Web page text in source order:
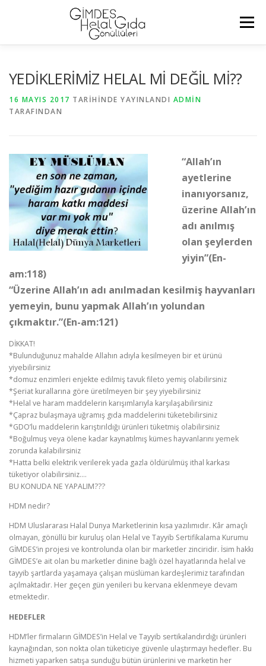
Menü
YAZI ARŞIVI
SIKÇA SORULAN SORULAR GİMDES
YEDİKLERİMİZ HELAL Mİ DEĞİL Mİ??
16 MAYIS 2017 TARIHINDE YAYINLANDI ADMIN
TARAFINDAN
“Allah’ın
ayetlerine
inanıyorsanız,
üzerine Allah’ın
adı anılmış
olan şeylerden
yiyin”(En-
am:118)
“Üzerine Allah’ın adı anılmadan kesilmiş hayvanları
yemeyin, bunu yapmak Allah’ın yolundan
çıkmaktır.”(En-am:121)
DİKKAT!
*Bulunduğunuz mahalde Allahın adıyla kesilmeyen bir et ürünü
yiyebilirsiniz
*domuz enzimleri enjekte edilmiş tavuk fileto yemiş olabilirsiniz
*Şeriat kurallarına göre üretilmeyen bir şey yiyebilirsiniz
*Helal ve haram maddelerin karışımlarıyla karşılaşabilirsiniz
*Çapraz bulaşmaya uğramış gıda maddelerini tüketebilirsiniz
*GDO’lu maddelerin karıştırıldığı ürünleri tüketmiş olabilirsiniz
*Boğulmuş veya ölene kadar kaynatılmış kümes hayvanlarını yemek
zorunda kalabilirsiniz
*Hatta belki elektrik verilerek yada gazla öldürülmüş ithal karkası
tüketiyor olabilirsiniz….
BU KONUDA NE YAPALIM???
HDM nedir?
HDM Uluslararası Halal Dunya Marketlerinin kısa yazılımıdır. Kâr amaçlı
olmayan, gönüllü bir kuruluş olan Helal ve Tayyib Sertifikalama Kurumu
GİMDES’in projesi ve kontrolunda olan bir marketler zinciridir. İsim hakkı
GİMDES’e ait olan bu marketler dinine bağlı özel hayatlarında helal ve
tayyib şartlarda yaşamaya çalışan müslüman kardeşlerimiz tarafından
açılmaktadır. Her geçen gün yenileri bu kervana eklenmeye devam
etmektedir.
HEDEFLER
HDM’ler firmaların GİMDES’in Helal ve Tayyib sertikalandırdığı ürünleri
kaynağından, son nokta olan tüketiciye güvenle ulaştırmayı hedefler. Bu
hizmeti yaparken satışa sunduğu bütün ürünlerini ve marketin her